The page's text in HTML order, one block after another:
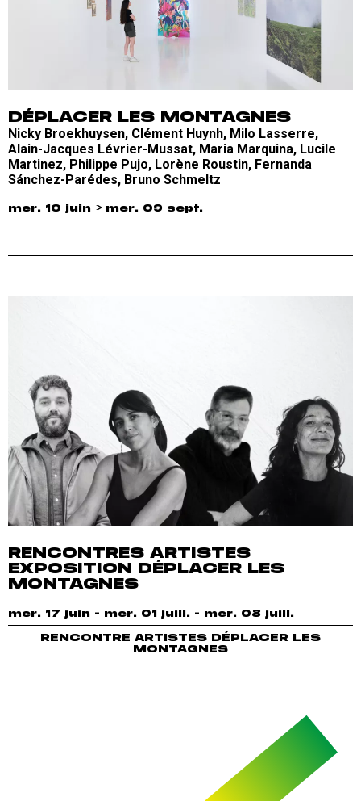
DÉPLACER LES MONTAGNES
Nicky Broekhuysen, Clément Huynh, Milo Lasserre,
Alain-Jacques Lévrier-Mussat, Maria Marquina, Lucile
Martinez, Philippe Pujo, Lorène Roustin, Fernanda
Sánchez-Parédes, Bruno Schmeltz
mer. 10 juin > mer. 09 sept.
RENCONTRES ARTISTES
EXPOSITION DÉPLACER LES
MONTAGNES
RENCONTRE ARTISTES DÉPLACER LES
MONTAGNES
mer. 17 juin - mer. 01 juill. - mer. 08 juill.